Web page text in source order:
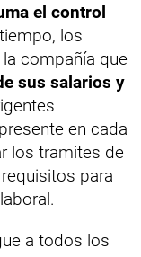
el control
los
compañía que
sus salarios y
en cada
los tramites de
para
a todos los